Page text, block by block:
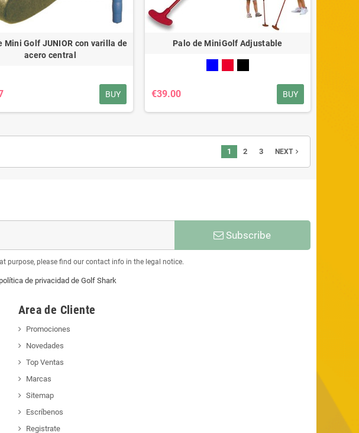
Mini Golf JUNIOR con varilla de
acero central
BUY
Palo de MiniGolf Adjustable
€39.00 BUY
1 2 3 NEXTnavigate_next
Subscribe
purpose, please find our contact info in the legal notice.
de privacidad de Golf Shark
Area de Cliente
Promociones
Novedades
Top Ventas
Marcas
Sitemap
Escríbenos
Registrate